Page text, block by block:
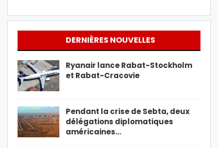
DERNIÈRES NOUVELLES
Ryanair lance Rabat-Stockholm
et Rabat-Cracovie
Pendant la crise de Sebta, deux
délégations diplomatiques
américaines…